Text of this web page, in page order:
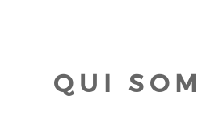
QUI